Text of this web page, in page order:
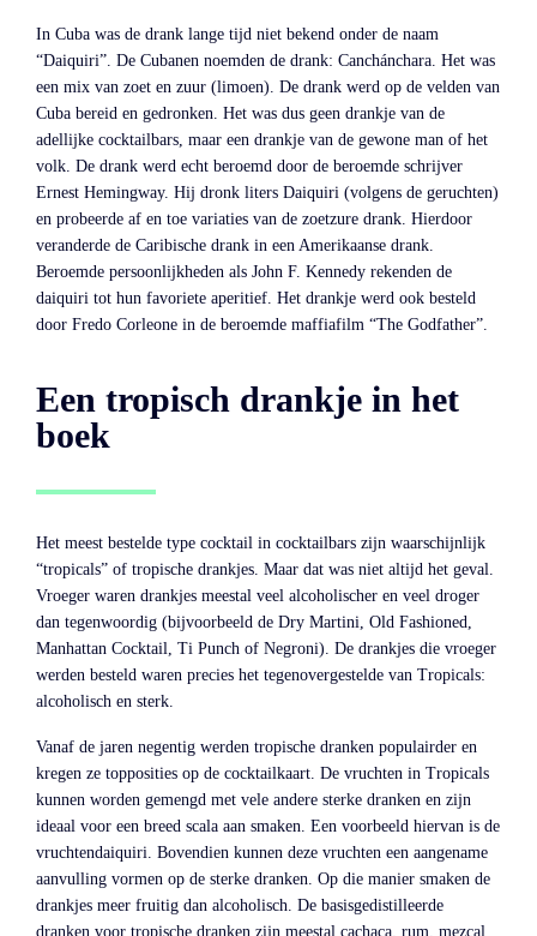
In Cuba was de drank lange tijd niet bekend onder de naam
“Daiquiri”. De Cubanen noemden de drank: Canchánchara. Het was
een mix van zoet en zuur (limoen). De drank werd op de velden van
Cuba bereid en gedronken. Het was dus geen drankje van de
adellijke cocktailbars, maar een drankje van de gewone man of het
volk. De drank werd echt beroemd door de beroemde schrijver
Ernest Hemingway. Hij dronk liters Daiquiri (volgens de geruchten)
en probeerde af en toe variaties van de zoetzure drank. Hierdoor
veranderde de Caribische drank in een Amerikaanse drank.
Beroemde persoonlijkheden als John F. Kennedy rekenden de
daiquiri tot hun favoriete aperitief. Het drankje werd ook besteld
door Fredo Corleone in de beroemde maffiafilm “The Godfather”.
Een tropisch drankje in het
boek
Het meest bestelde type cocktail in cocktailbars zijn waarschijnlijk
“tropicals” of tropische drankjes. Maar dat was niet altijd het geval.
Vroeger waren drankjes meestal veel alcoholischer en veel droger
dan tegenwoordig (bijvoorbeeld de Dry Martini, Old Fashioned,
Manhattan Cocktail, Ti Punch of Negroni). De drankjes die vroeger
werden besteld waren precies het tegenovergestelde van Tropicals:
alcoholisch en sterk.
Vanaf de jaren negentig werden tropische dranken populairder en
kregen ze topposities op de cocktailkaart. De vruchten in Tropicals
kunnen worden gemengd met vele andere sterke dranken en zijn
ideaal voor een breed scala aan smaken. Een voorbeeld hiervan is de
vruchtendaiquiri. Bovendien kunnen deze vruchten een aangename
aanvulling vormen op de sterke dranken. Op die manier smaken de
drankjes meer fruitig dan alcoholisch. De basisgedistilleerde
dranken voor tropische dranken zijn meestal cachaça, rum, mezcal